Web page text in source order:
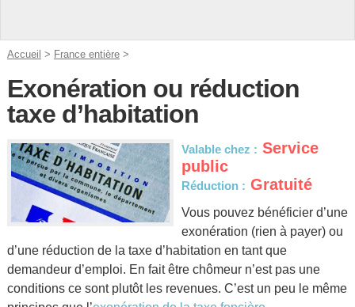
Accueil > France entière>
Exonération ou réduction
taxe d’habitation
Valable chez : Service
public
Réduction : Gratuité
Vous pouvez bénéficier d’une
exonération (rien à payer) ou
d’une réduction de la taxe d’habitation en tant que
demandeur d’emploi. En fait être chômeur n’est pas une
conditions ce sont plutôt les revenues. C’est un peu le même